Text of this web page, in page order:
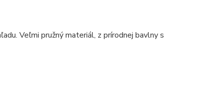
Veľmi pružný materiál, z prírodnej bavlny s